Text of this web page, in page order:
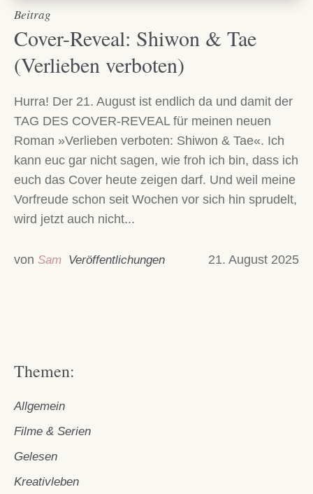
Beitrag
Cover-Reveal: Shiwon & Tae
(Verlieben verboten)
Hurra! Der 21. August ist endlich da und damit der
TAG DES COVER-REVEAL für meinen neuen
Roman »Verlieben verboten: Shiwon & Tae«. Ich
kann euc gar nicht sagen, wie froh ich bin, dass ich
euch das Cover heute zeigen darf. Und weil meine
Vorfreude schon seit Wochen vor sich hin sprudelt,
wird jetzt auch nicht...
21. August 2025
von Sam Veröffentlichungen
Themen:
Allgemein
Filme & Serien
Gelesen
Kreativleben